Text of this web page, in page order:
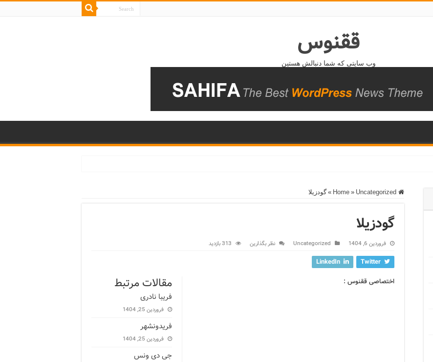
ققنوس
وب سایتی که شما دنبالش هستین
» Uncategorized
» گودزیلا
گودزیلا
فروردین 6, 1404 Uncategorized نظر بگذارین 313 بازدید
Twitter
LinkedIn
مقالات مرتبط
فریبا نادری
فروردین 25, 1404
فریدونشهر
فروردین 25, 1404
جی دی ونس
اختصاصی ققنوس :